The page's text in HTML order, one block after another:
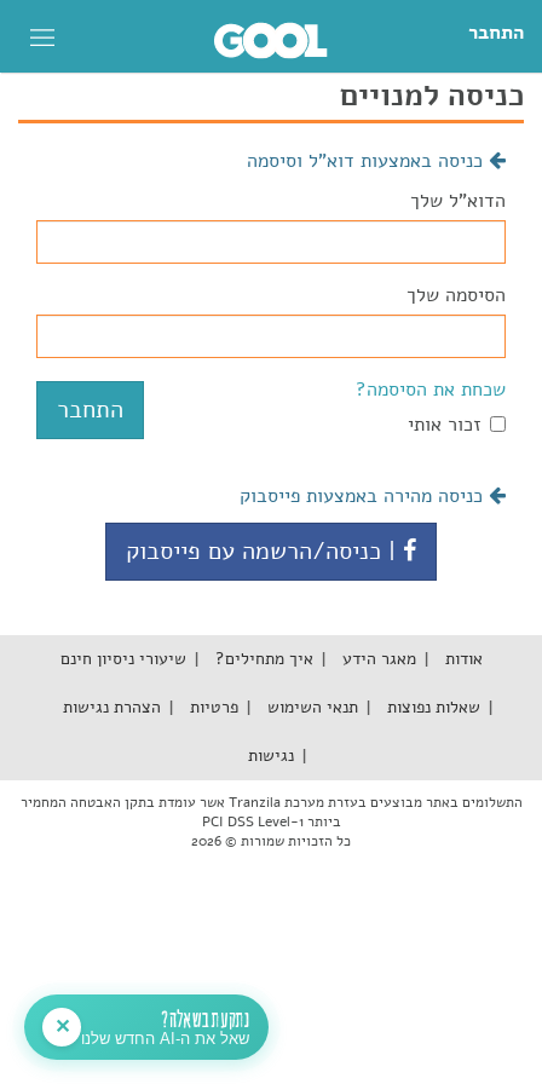
התחבר
כניסה למנויים
כניסה באמצעות דוא"ל וסיסמה
הדוא"ל שלך
הסיסמה שלך
שכחת את הסיסמה?
זכור אותי
כניסה מהירה באמצעות פייסבוק
| כניסה/הרשמה עם פייסבוק
אודות מאגר הידע איך מתחילים? שיעורי ניסיון חינם
שאלות נפוצות תנאי השימוש פרטיות הצהרת נגישות
נגישות
התשלומים באתר מבוצעים בעזרת מערכת Tranzila אשר עומדת בתקן האבטחה המחמיר
ביותר PCI DSS Level-1
כל הזכויות שמורות © 2026
נתקעת בשאלה?
שאל את ה-AI החדש שלנו
✕